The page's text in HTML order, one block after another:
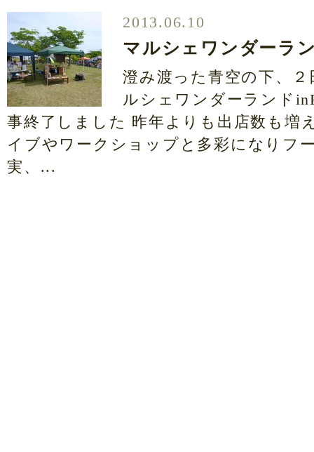
2013.06.10
マルシェワンダーラ
澄み渡った青空の下、
ルシェワンダーランド
事終了しました 昨年よりも出店数も増
イブやワークショップと多彩になりフ
実、...